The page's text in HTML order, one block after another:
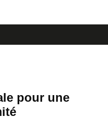
pour une